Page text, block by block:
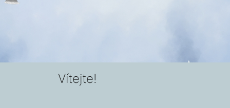
Vítejte!